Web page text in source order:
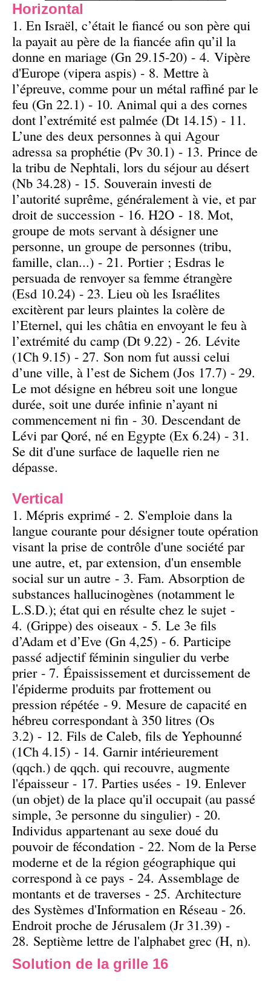
Horizontal
1. En Israël, c’était le fiancé ou son père qui
la payait au père de la fiancée afin qu’il la
donne en mariage (Gn 29.15-20) - 4. Vipère
d'Europe (vipera aspis) - 8. Mettre à
l’épreuve, comme pour un métal raffiné par le
feu (Gn 22.1) - 10. Animal qui a des cornes
dont l’extrémité est palmée (Dt 14.15) - 11.
L’une des deux personnes à qui Agour
adressa sa prophétie (Pv 30.1) - 13. Prince de
la tribu de Nephtali, lors du séjour au désert
(Nb 34.28) - 15. Souverain investi de
l’autorité suprême, généralement à vie, et par
droit de succession - 16. H2O - 18. Mot,
groupe de mots servant à désigner une
personne, un groupe de personnes (tribu,
famille, clan...) - 21. Portier ; Esdras le
persuada de renvoyer sa femme étrangère
(Esd 10.24) - 23. Lieu où les Israélites
excitèrent par leurs plaintes la colère de
l’Eternel, qui les châtia en envoyant le feu à
l’extrémité du camp (Dt 9.22) - 26. Lévite
(1Ch 9.15) - 27. Son nom fut aussi celui
d’une ville, à l’est de Sichem (Jos 17.7) - 29.
Le mot désigne en hébreu soit une longue
durée, soit une durée infinie n’ayant ni
commencement ni fin - 30. Descendant de
Lévi par Qoré, né en Egypte (Ex 6.24) - 31.
Se dit d'une surface de laquelle rien ne
dépasse.
Vertical
1. Mépris exprimé - 2. S'emploie dans la
langue courante pour désigner toute opération
visant la prise de contrôle d'une société par
une autre, et, par extension, d'un ensemble
social sur un autre - 3. Fam. Absorption de
substances hallucinogènes (notamment le
L.S.D.); état qui en résulte chez le sujet -
4. (Grippe) des oiseaux - 5. Le 3e fils
d’Adam et d’Eve (Gn 4,25) - 6. Participe
passé adjectif féminin singulier du verbe
prier - 7. Épaississement et durcissement de
l'épiderme produits par frottement ou
pression répétée - 9. Mesure de capacité en
hébreu correspondant à 350 litres (Os
3.2) - 12. Fils de Caleb, fils de Yephounné
(1Ch 4.15) - 14. Garnir intérieurement
(qqch.) de qqch. qui recouvre, augmente
l'épaisseur - 17. Parties usées - 19. Enlever
(un objet) de la place qu'il occupait (au passé
simple, 3e personne du singulier) - 20.
Individus appartenant au sexe doué du
pouvoir de fécondation - 22. Nom de la Perse
moderne et de la région géographique qui
correspond à ce pays - 24. Assemblage de
montants et de traverses - 25. Architecture
des Systèmes d'Information en Réseau - 26.
Endroit proche de Jérusalem (Jr 31.39) -
28. Septième lettre de l'alphabet grec (H, n).
Solution de la grille 16